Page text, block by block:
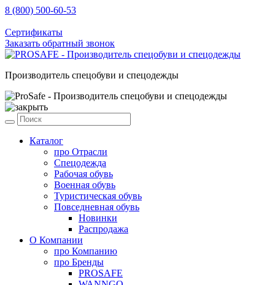
8 (800) 500-60-53
Сертификаты
Заказать обратный звонок
Производитель спецобуви и спецодежды
Каталог
про Отрасли
Спецодежда
Рабочая обувь
Военная обувь
Туристическая обувь
Повседневная обувь
Новинки
Распродажа
О Компании
про Компанию
про Бренды
PROSAFE